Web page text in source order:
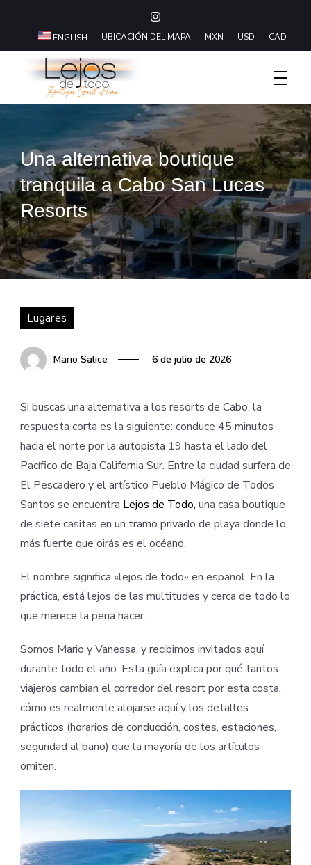
ENGLISH UBICACIÓN DEL MAPA MXN USD CAD
Boutique Hotel Baja California Sur
Una alternativa boutique
tranquila a Cabo San Lucas
Resorts
Lugares
Mario Salice 6 de julio de 2026
Si buscas una alternativa a los resorts de Cabo, la
respuesta corta es la siguiente: conduce 45 minutos
hacia el norte por la autopista 19 hasta el lado del
Pacífico de Baja California Sur. Entre la ciudad surfera de
El Pescadero y el artístico Pueblo Mágico de Todos
Santos se encuentra Lejos de Todo, una casa boutique
de siete casitas en un tramo privado de playa donde lo
más fuerte que oirás es el océano.
El nombre significa «lejos de todo» en español. En la
práctica, está lejos de las multitudes y cerca de todo lo
que merece la pena hacer.
Somos Mario y Vanessa, y recibimos invitados aquí
durante todo el año. Esta guía explica por qué tantos
viajeros cambian el corredor del resort por esta costa,
cómo es realmente alojarse aquí y los detalles
prácticos (horarios de conducción, costes, estaciones,
seguridad al baño) que la mayoría de los artículos
omiten.